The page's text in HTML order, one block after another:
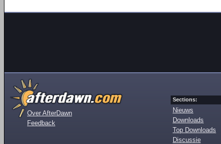
Over AfterDawn
Feedback
Sections:
Nieuws
Downloads
Top Downloads
Discussie